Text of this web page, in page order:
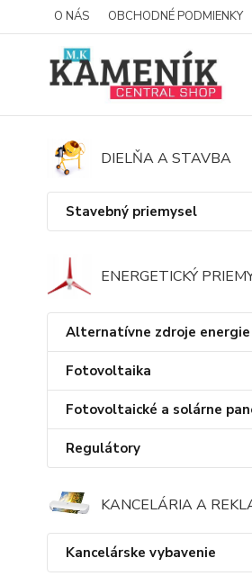
O NÁS OBCHODNÉ PODMIENKY
DIELŇA A STAVBA
Stavebný priemysel
ENERGETICKÝ
Alternatívne zdroje energie
Fotovoltaika
Fotovoltaické a solárne
Regulátory
KANCELÁRIA A
Kancelárske vybavenie